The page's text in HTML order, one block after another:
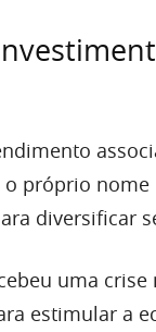
próprio
diversificar
uma
estimular a